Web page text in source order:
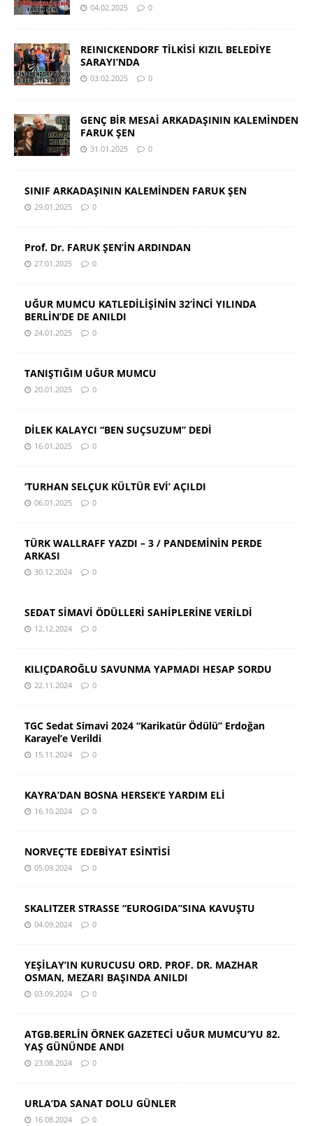
04.02.2025 0
REINICKENDORF TİLKİSİ KIZIL BELEDİYE
SARAYI’NDA
03.02.2025 0
GENÇ BİR MESAİ ARKADAŞININ KALEMİNDEN
FARUK ŞEN
31.01.2025 0
SINIF ARKADAŞININ KALEMİNDEN FARUK ŞEN
29.01.2025 0
Prof. Dr. FARUK ŞEN’İN ARDINDAN
27.01.2025 0
UĞUR MUMCU KATLEDİLİŞİNİN 32’İNCİ YILINDA
BERLİN’DE DE ANILDI
24.01.2025 0
TANIŞTIĞIM UĞUR MUMCU
20.01.2025 0
DİLEK KALAYCI “BEN SUÇSUZUM” DEDİ
16.01.2025 0
‘TURHAN SELÇUK KÜLTÜR EVİ’ AÇILDI
06.01.2025 0
TÜRK WALLRAFF YAZDI – 3 / PANDEMİNİN PERDE
ARKASI
30.12.2024 0
SEDAT SİMAVİ ÖDÜLLERİ SAHİPLERİNE VERİLDİ
12.12.2024 0
KILIÇDAROĞLU SAVUNMA YAPMADI HESAP SORDU
22.11.2024 0
TGC Sedat Simavi 2024 “Karikatür Ödülü” Erdoğan
Karayel’e Verildi
15.11.2024 0
KAYRA’DAN BOSNA HERSEK’E YARDIM ELİ
16.10.2024 0
NORVEÇ’TE EDEBİYAT ESİNTİSİ
05.09.2024 0
SKALITZER STRASSE “EUROGIDA”SINA KAVUŞTU
04.09.2024 0
YEŞİLAY’IN KURUCUSU ORD. PROF. DR. MAZHAR
OSMAN, MEZARI BAŞINDA ANILDI
03.09.2024 0
ATGB.BERLİN ÖRNEK GAZETECİ UĞUR MUMCU’YU 82.
YAŞ GÜNÜNDE ANDI
23.08.2024 0
URLA’DA SANAT DOLU GÜNLER
16.08.2024 0